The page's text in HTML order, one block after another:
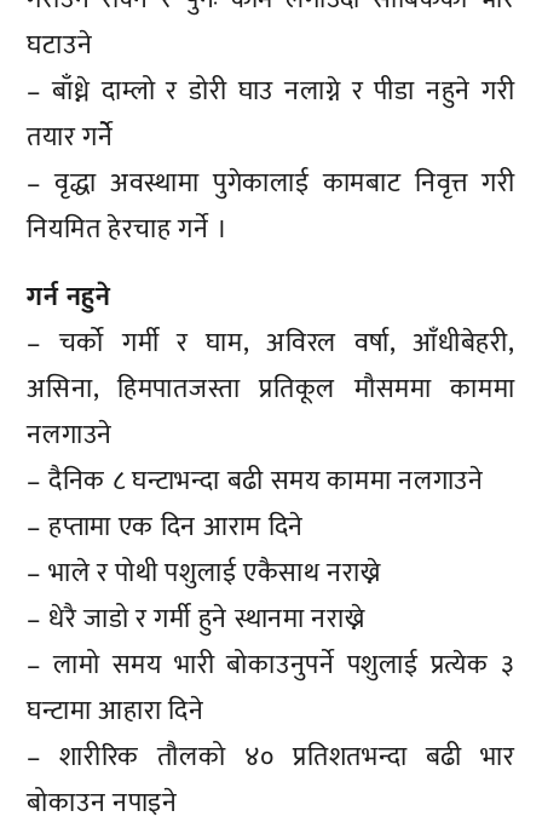
घटाउने
– बाँध्ने दाम्लो र डोरी घाउ नलाग्ने र पीडा नहुने गरी
तयार गर्नेे
– वृद्धा अवस्थामा पुगेकालाई कामबाट निवृत्त गरी
नियमित हेरचाह गर्ने ।
गर्न नहुने
– चर्को गर्मी र घाम, अविरल वर्षा, आँधीबेहरी,
असिना, हिमपातजस्ता प्रतिकूल मौसममा काममा
नलगाउने
– दैनिक ८ घन्टाभन्दा बढी समय काममा नलगाउने
– हप्तामा एक दिन आराम दिने
– भाले र पोथी पशुलाई एकैसाथ नराख्ने
– धेरै जाडो र गर्मी हुने स्थानमा नराख्ने
– लामो समय भारी बोकाउनुपर्ने पशुलाई प्रत्येक ३
घन्टामा आहारा दिने
– शारीरिक तौलको ४० प्रतिशतभन्दा बढी भार
बोकाउन नपाइने